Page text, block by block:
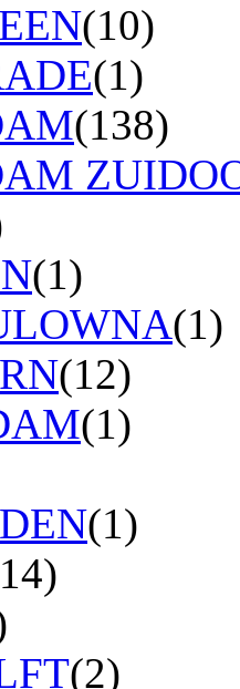
(10)
(1)
(138)
(1)
(1)
(12)
(1)
(1)
(2)